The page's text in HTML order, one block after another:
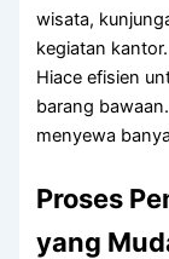
wisata,
kegiatan
Hiace efisien
barang
menyewa
Proses
yang